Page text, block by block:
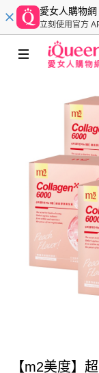
愛女人購物網
立刻使用官方
【m2美度】